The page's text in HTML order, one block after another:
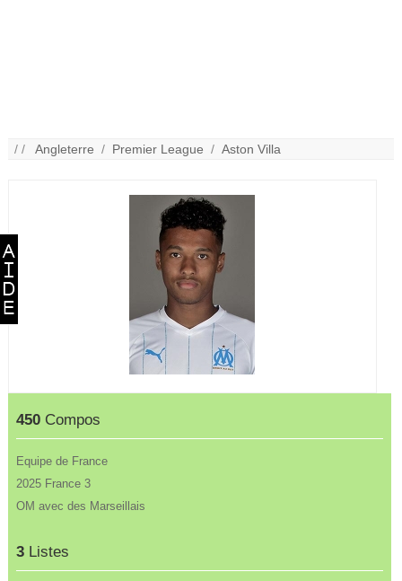
/ /Angleterre / Premier League /Aston Villa
450 Compos
Equipe de France
2025 France 3
OM avec des Marseillais
3 Listes